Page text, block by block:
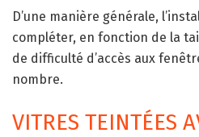
D’une manière générale,
compléter, en fonction de la
de difficulté d’accès aux
nombre.
VITRES TEINTÉES